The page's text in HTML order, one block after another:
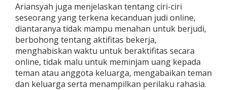
Ariansyah juga menjelaskan tentang ciri-ciri
seseorang yang terkena kecanduan judi online,
diantaranya tidak mampu menahan untuk berjudi,
berbohong tentang aktifitas bekerja,
menghabiskan waktu untuk beraktifitas secara
online, tidak malu untuk meminjam uang kepada
teman atau anggota keluarga, mengabaikan teman
dan keluarga serta menampilkan perilaku rahasia.